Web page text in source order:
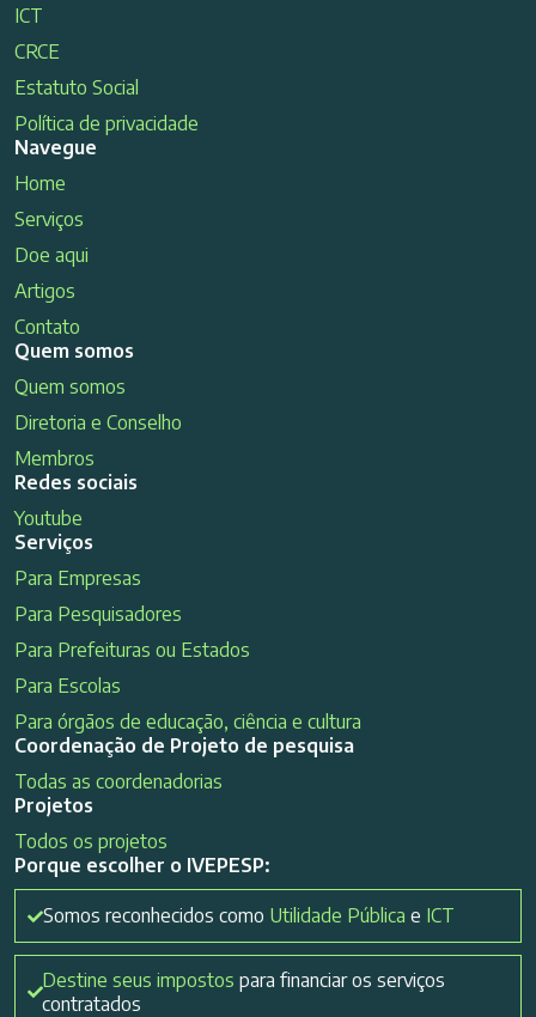
ICT
CRCE
Estatuto Social
Política de privacidade
Navegue
Home
Serviços
Doe aqui
Artigos
Contato
Quem somos
Quem somos
Diretoria e Conselho
Membros
Redes sociais
Youtube
Serviços
Para Empresas
Para Pesquisadores
Para Prefeituras ou Estados
Para Escolas
Para órgãos de educação, ciência e cultura
Coordenação de Projeto de pesquisa
Todas as coordenadorias
Projetos
Todos os projetos
Porque escolher o IVEPESP:
Somos reconhecidos como Utilidade Pública e ICT
Destine seus impostos para financiar os serviços
contratados